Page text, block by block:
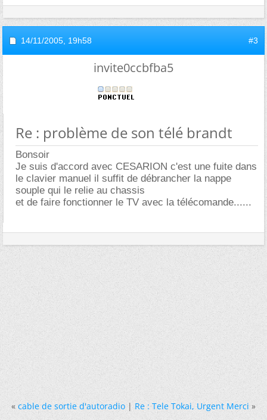
14/11/2005, 19h58 #3
invite0ccbfba5
Re : problème de son télé brandt
Bonsoir
Je suis d'accord avec CESARION c'est une fuite dans
le clavier manuel il suffit de débrancher la nappe
souple qui le relie au chassis
et de faire fonctionner le TV avec la télécomande......
« cable de sortie d'autoradio|Re : Tele Tokai, Urgent Merci »